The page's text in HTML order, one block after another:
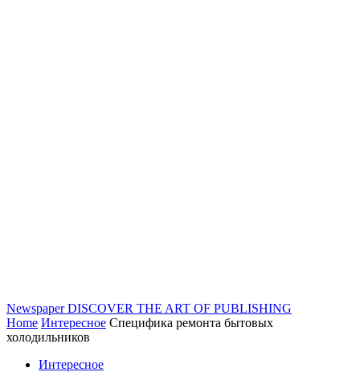
Newspaper DISCOVER THE ART OF PUBLISHING
Home Интересное Специфика ремонта бытовых
холодильников
Интересное